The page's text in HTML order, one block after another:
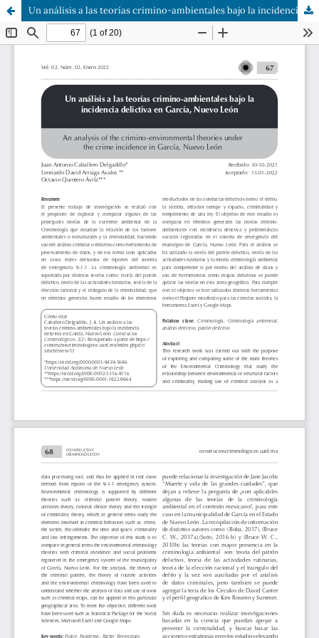
Un análisis a las teorías crimino-ambientales bajo la incidencia delictiva en García, Nuevo León.